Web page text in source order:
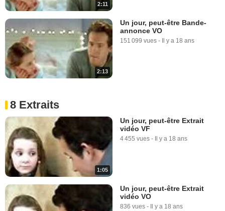
2:11
2:13
Un jour, peut-être Bande-
annonce VO
151 099 vues - Il y a 18 ans
8 Extraits
1:05
Un jour, peut-être Extrait
vidéo VF
4 455 vues - Il y a 18 ans
Un jour, peut-être Extrait
vidéo VO
836 vues - Il y a 18 ans